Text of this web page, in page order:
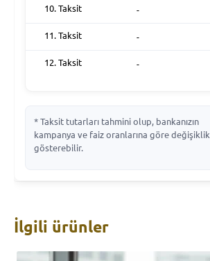
10. Taksit -
11. Taksit -
12. Taksit -
* Taksit tutarları tahmini olup, bankanızın
kampanya ve faiz oranlarına göre değişiklik
gösterebilir.
İlgili ürünler